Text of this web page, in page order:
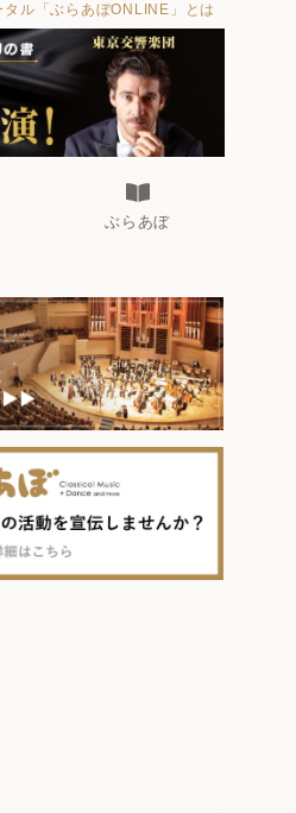
ル「ぶらあぼONLINE」とは
ぶらあぼ